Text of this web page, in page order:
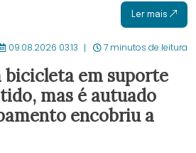
Ler mais
09.08.2026 03:13 7 minutos de leitura
em suporte
mas é autuado
encobriu a